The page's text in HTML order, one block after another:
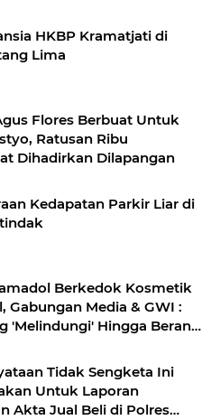
HKBP Kramatjati di
Lima
Flores Berbuat Untuk
Ratusan Ribu
Dihadirkan Dilapangan
Kedapatan Parkir Liar di
Berkedok Kosmetik
Gabungan Media & GWI :
'Melindungi' Hingga Berani
Tidak Sengketa Ini
Untuk Laporan
Akta Jual Beli di Polres